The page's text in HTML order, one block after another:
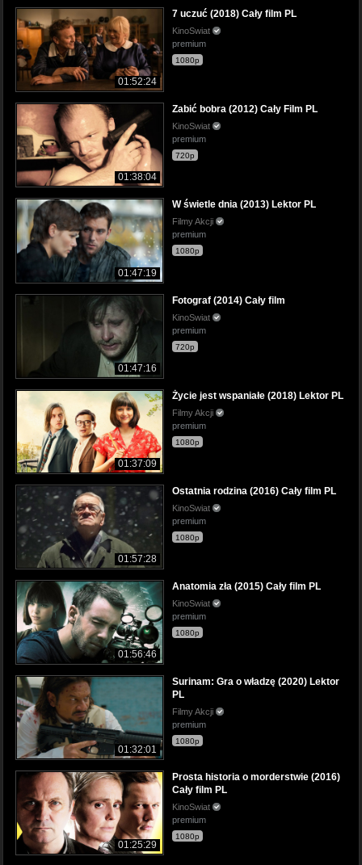
01:52:24
7 uczuć (2018) Cały film PL
KinoSwiat
premium
1080p
01:38:04
Zabić bobra (2012) Cały Film PL
KinoSwiat
premium
720p
01:47:19
W świetle dnia (2013) Lektor PL
Filmy Akcji
premium
1080p
01:47:16
Fotograf (2014) Cały film
KinoSwiat
premium
720p
01:37:09
Życie jest wspaniałe (2018) Lektor PL
Filmy Akcji
premium
1080p
01:57:28
Ostatnia rodzina (2016) Cały film PL
KinoSwiat
premium
1080p
01:56:46
Anatomia zła (2015) Cały film PL
KinoSwiat
premium
1080p
01:32:01
Surinam: Gra o władzę (2020) Lektor
PL
Filmy Akcji
premium
1080p
01:25:29
Prosta historia o morderstwie (2016)
Cały film PL
KinoSwiat
premium
1080p